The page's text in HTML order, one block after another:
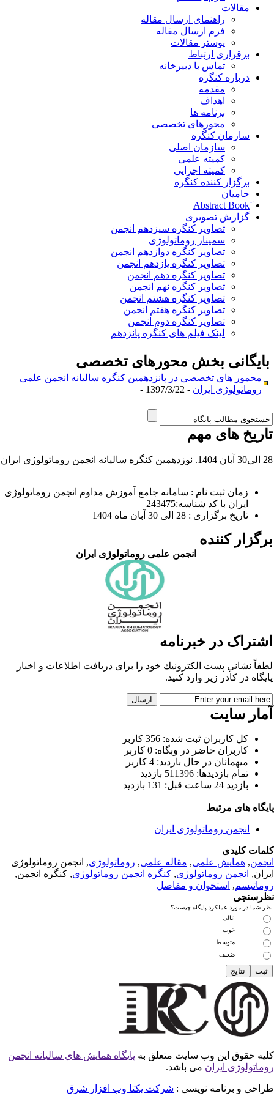
مقالات
راهنمای ارسال مقاله
فرم ارسال مقاله
پوستر مقالات
برقراری ارتباط
تماس با دبیرخانه
درباره کنگره
مقدمه
اهداف
برنامه ها
محورهای تخصصی
سازمان کنگره
سازمان اصلی
کمیته علمی
کمیته اجرایی
برگزار کننده کنگره
حامیان
گزارش تصویری
تصاویر کنگره سیزدهم انجمن
سمینار روماتولوژی
تصاویر کنگره دوازدهم انجمن
تصاویر کنگره یازدهم انجمن
تصاویر کنگره دهم انجمن
تصاویر کنگره نهم انجمن
تصاویر کنگره هشتم انجمن
تصاویر کنگره هفتم انجمن
تصاویر کنگره دوم انجمن
لینک فیلم های کنگره پانزدهم
بخش محورهای تخصصی
محمور های تخصصی در پانزدهمین کنگره سالیانه انجمن علمی
روماتولوژی ایران - 1397/3/22 -
های مهم
ایران
زمان ثبت نام : سامانه جامع آموزش مداوم انجمن روماتولوژی
ایران با کد شناسه:243475
تاریخ برگزاری : 28 الی 30 آبان ماه 1404
کننده
انجمن علمی روماتولوژی ایران
در خبرنامه
نشاني پست الكترونيك خود را برای دريافت اطلاعات و اخبار
در كادر زير وارد كنيد.
سایت
كل کاربران ثبت شده: 356 کاربر
کاربران حاضر در وبگاه: 0 کاربر
ميهمانان در حال بازديد: 4 کاربر
تمام بازديد‌ها: 511396 بازدید
بازديد 24 ساعت قبل: 131 بازدید
های مرتبط
انجمن روماتولوژی ایران
کلیدی
,همایش علمی, مقاله علمی, روماتولوژی , انجمن روماتولوژی
انجمن روماتولوژی ,کنگره انجمن روماتولوژی , کنگره انجمن,
,استخوان و مفاصل
شما در مورد عملکرد پایگاه چیست؟
عالی
خوب
متوسط
ضعیف
حقوق این وب سایت متعلق بهپایگاه همایش های سالیانه انجمن
ایران می باشد.
و برنامه نویسی : شرکت یکتا وب افزار شرق